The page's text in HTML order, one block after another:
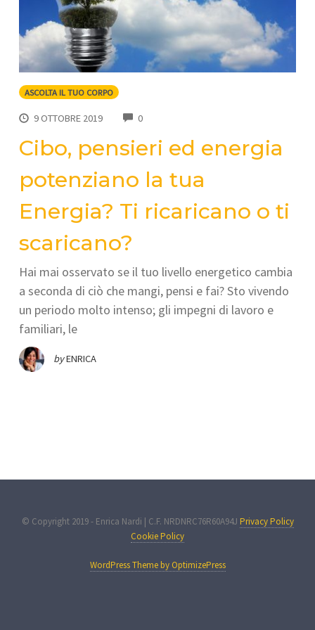
ASCOLTA IL TUO CORPO
9 OTTOBRE 2019 0COMMENTS
Cibo, pensieri ed energia
potenziano la tua
Energia? Ti ricaricano o ti
scaricano?
Hai mai osservato se il tuo livello energetico cambia
a seconda di ciò che mangi, pensi e fai? Sto vivendo
un periodo molto intenso; gli impegni di lavoro e
familiari, le
byENRICA
© Copyright 2019 - Enrica Nardi | C.F. NRDNRC76R60A94J Privacy Policy
Cookie Policy
WordPress Theme by OptimizePress